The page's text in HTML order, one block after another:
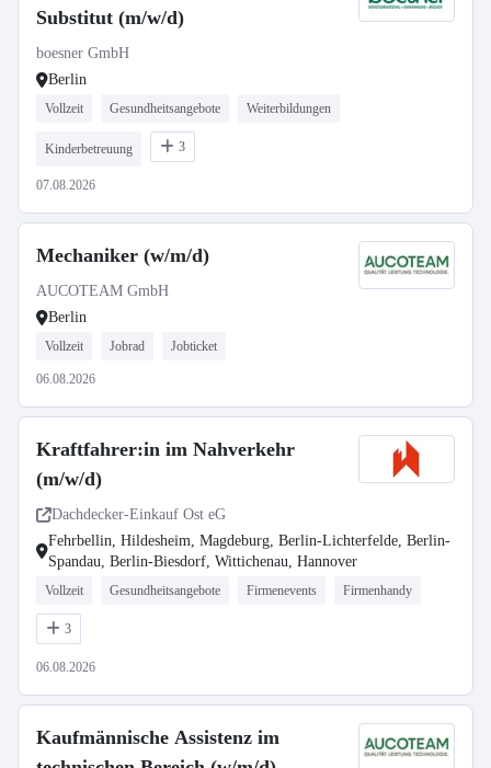
Substitut (m/w/d)
boesner GmbH
Berlin
Vollzeit Gesundheitsangebote Weiterbildungen
Kinderbetreuung 3
07.08.2026
Mechaniker (w/m/d)
AUCOTEAM GmbH
Berlin
Vollzeit Jobrad Jobticket
06.08.2026
Kraftfahrer:in im Nahverkehr
(m/w/d)
Dachdecker-Einkauf Ost eG
Fehrbellin, Hildesheim, Magdeburg, Berlin-Lichterfelde, Berlin-
Spandau, Berlin-Biesdorf, Wittichenau, Hannover
Vollzeit Gesundheitsangebote Firmenevents Firmenhandy
3
06.08.2026
Kaufmännische Assistenz im